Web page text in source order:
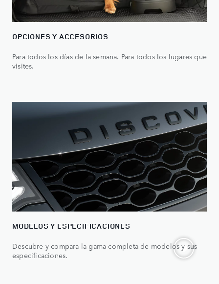
OPCIONES Y ACCESORIOS
Para todos los días de la semana. Para todos los lugares que
visites.
MODELOS Y ESPECIFICACIONES
Descubre y compara la gama completa de modelos y sus
especificaciones.